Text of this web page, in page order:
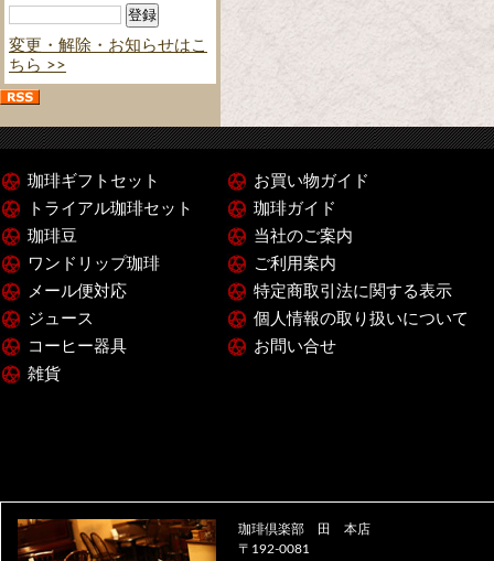
変更・解除・お知らせはこ
ちら >>
珈琲ギフトセット
トライアル珈琲セット
珈琲豆
ワンドリップ珈琲
メール便対応
ジュース
コーヒー器具
雑貨
お買い物ガイド
珈琲ガイド
当社のご案内
ご利用案内
特定商取引法に関する表示
個人情報の取り扱いについて
お問い合せ
珈琲倶楽部 田 本店
〒192-0081